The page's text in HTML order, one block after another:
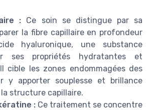
: Ce soin se distingue par sa
la fibre capillaire en profondeur
hyaluronique, une substance
ses propriétés hydratantes et
cible les zones endommagées des
y apporter souplesse et brillance
structure capillaire.
: Ce traitement se concentre